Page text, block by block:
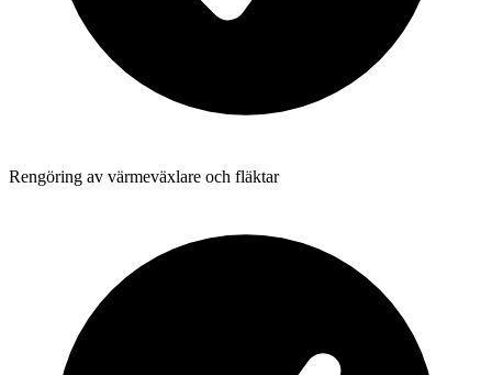
Rengöring av värmeväxlare och fläktar